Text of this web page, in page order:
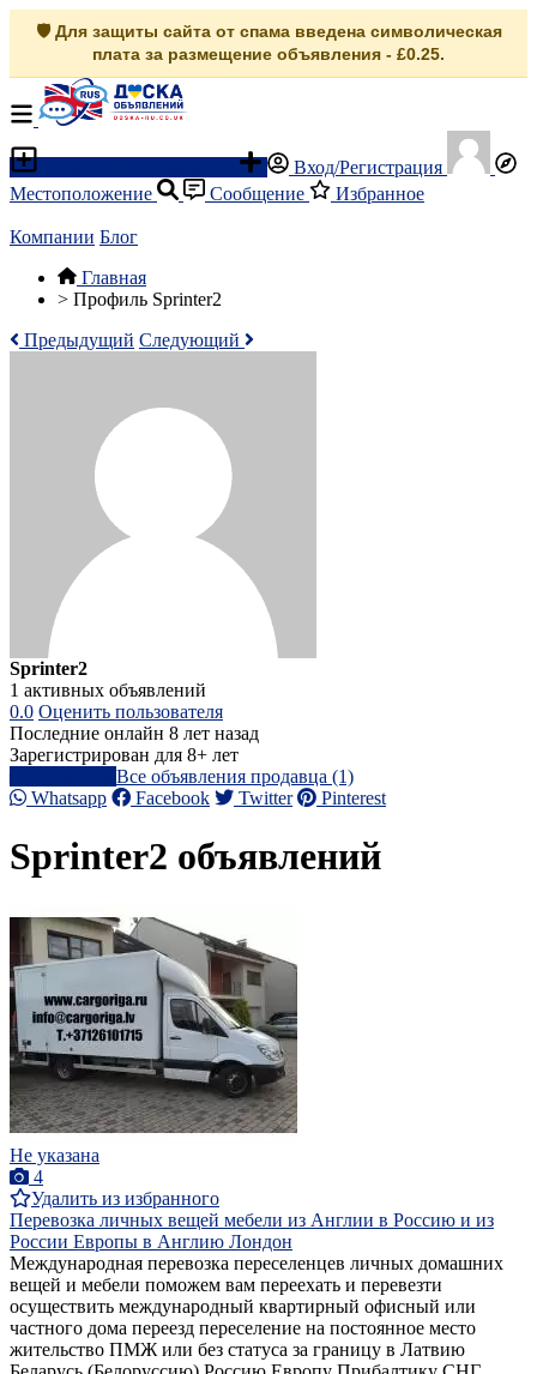
🛡️ Для защиты сайта от спама введена символическая
плата за размещение объявления - £0.25.
Вход/Регистрация
Местоположение
Сообщение Избранное
Компании Блог
Главная
> Профиль Sprinter2
Предыдущий Следующий
Sprinter2
1 активных объявлений
0.0 Оценить пользователя
Последние онлайн 8 лет назад
Зарегистрирован для 8+ лет
Все объявления продавца (1)
Whatsapp
Facebook Twitter Pinterest
Sprinter2 объявлений
Не указана
4
Удалить из избранного
Перевозка личных вещей мебели из Англии в Россию и из
России Европы в Англию Лондон
Международная перевозка переселенцев личных домашних
вещей и мебели поможем вам переехать и перевезти
осуществить международный квартирный офисный или
частного дома переезд переселение на постоянное место
жительство ПМЖ или без статуса за границу в Латвию